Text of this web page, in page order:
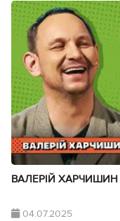
ВАЛЕРІЙ ХАРЧИШИН х
04.07.2025